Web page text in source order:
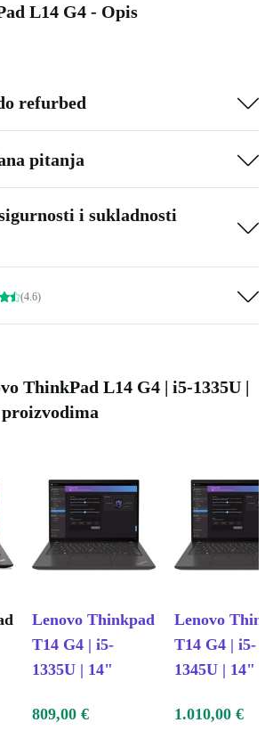
L14 G4 - Opis
refurbed
pitanja
i sukladnosti
(4.6)
ThinkPad L14 G4 | i5-1335U |
Lenovo Thinkpad
T14 G4 | i5-
1335U | 14"
Lenovo
T14 G4 | i5-
1345U | 14"
809,00 € 1.010,00 €